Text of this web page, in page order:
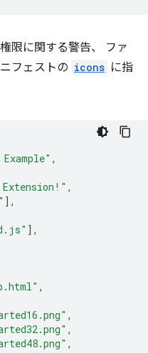
限に関する警告、 ファ
フェストの icons に指
,
,
],
],
,
,
,
,